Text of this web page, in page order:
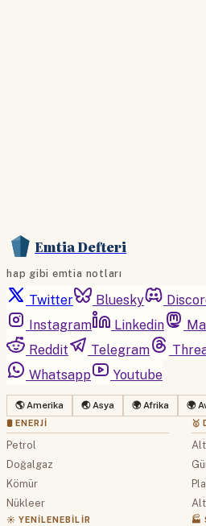
Emtia Defteri
hap gibi emtia notları
Twitter Bluesky
Instagram
Linkedin
Reddit
Telegram
Whatsapp
Youtube
🌎 Amerika 🌏 Asya 🌍 Afrika 🌍
🛢 ENERJI
Petrol
Doğalgaz
Kömür
Nükleer
☀️ YENILENEBILIR
🥇
🏭